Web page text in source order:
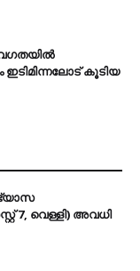
ഇടിമിന്നലോട് കൂടിയ
7, വെള്ളി) അവധി